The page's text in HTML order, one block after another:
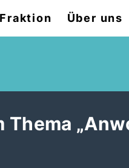
Fraktion Über uns